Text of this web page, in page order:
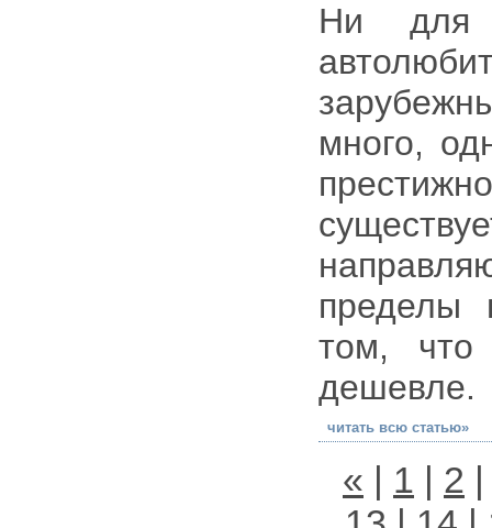
Ни для
много,
пределы
том, что
дешевле.
читать всю статью»
« | 1 | 2